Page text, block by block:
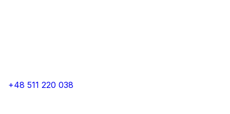
+48 511 220 038